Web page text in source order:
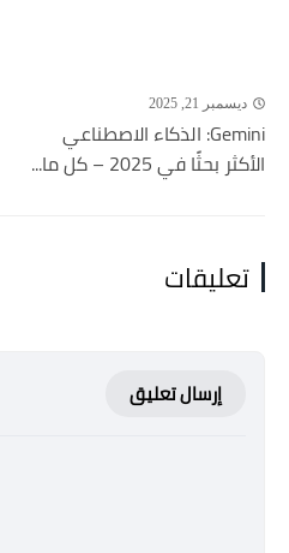
ديسمبر 21, 2025
Gemini: الذكاء الاصطناعي
الأكثر بحثًا في 2025 – كل ما...
تعليقات
إرسال تعليق